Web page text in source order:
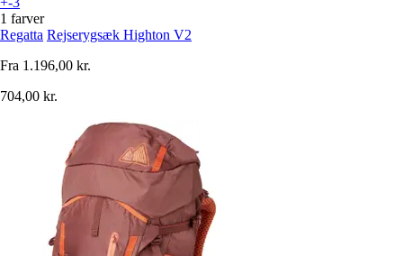
1 farver
Regatta Rejserygsæk Highton V2
Fra 1.196,00 kr.
704,00 kr.